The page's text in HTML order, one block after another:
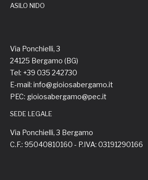
ASILO NIDO
Via Ponchielli, 3
24125 Bergamo (BG)
Tel: +39 035 242730
E-mail: info@gioiosabergamo.it
PEC: gioiosabergamo@pec.it
SEDE LEGALE
Via Ponchielli, 3 Bergamo
C.F.: 95040810160 - P.IVA: 03191290166